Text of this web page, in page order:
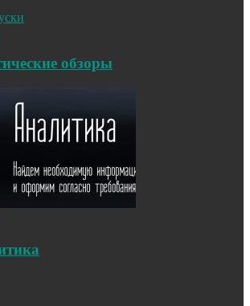
обзоры